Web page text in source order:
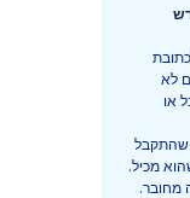
לא
או
שהתקבל
מכיל.
מחובר.